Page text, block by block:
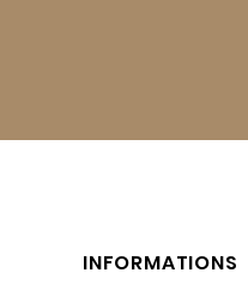
INFORMATIONS